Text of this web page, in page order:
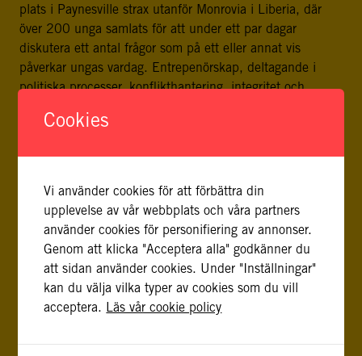
plats i Paynesville strax utanför Monrovia i Liberia, där
över 200 unga samlats för att under ett par dagar
diskutera ett antal frågor som på ett eller annat vis
påverkar ungas vardag. Entrepenörskap, deltagande i
politiska processer, konflikthantering, integritet och
I fredags satt jag ned med fyra liberianska kvinnor som
alla deltar i FBA:s pågående dialog- och
medlingsprogram. Programmet inleddes förra veckan och
inkluderar även kvinnor från Colombia, Afghanistan och
Palestina. I programmet ges nyckelpersoner i ledande och
strategiska positioner stöd i att förebygga, hantera och
omvandla våldsamma konflikter genom dialog- och
Cookies
Vi använder cookies för att förbättra din
upplevelse av vår webbplats och våra partners
använder cookies för personifiering av annonser.
Genom att klicka "Acceptera alla" godkänner du
att sidan använder cookies. Under "Inställningar"
kan du välja vilka typer av cookies som du vill
acceptera. Läs vår cookie policy